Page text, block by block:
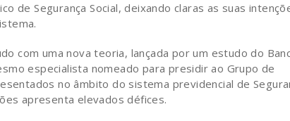
de Segurança Social, deixando claras as suas
com uma nova teoria, lançada por um estudo do
especialista nomeado para presidir ao Grupo de
no âmbito do sistema previdencial de
apresenta elevados défices.